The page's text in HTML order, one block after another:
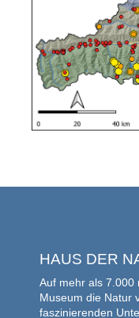
HAUS DER
Auf mehr als 7.000
Museum die Natur
faszinierenden